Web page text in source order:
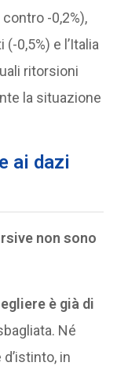
contro -0,2%),
0,5%) e l’Italia
ritorsioni
la situazione
ai dazi
non sono
è già di
Né
in